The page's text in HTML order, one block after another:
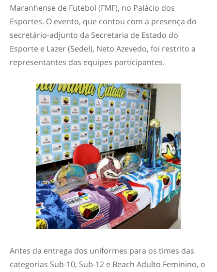
Maranhense de Futebol (FMF), no Palácio dos
Esportes. O evento, que contou com a presença do
secretário-adjunto da Secretaria de Estado do
Esporte e Lazer (Sedel), Neto Azevedo, foi restrito a
representantes das equipes participantes.
Antes da entrega dos uniformes para os times das
categorias Sub-10, Sub-12 e Beach Adulto Feminino, o